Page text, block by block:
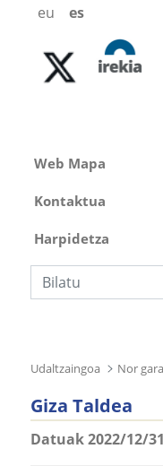
eu es
Web Mapa
Kontaktua
Harpidetza
Bilaketa
Udaltzaingoa Nor
Giza Taldea
Datuak 2022/12/31